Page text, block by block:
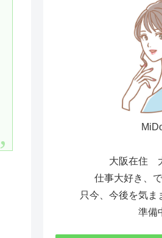
大阪在住
仕事大好き、
只今、今後を気
準備